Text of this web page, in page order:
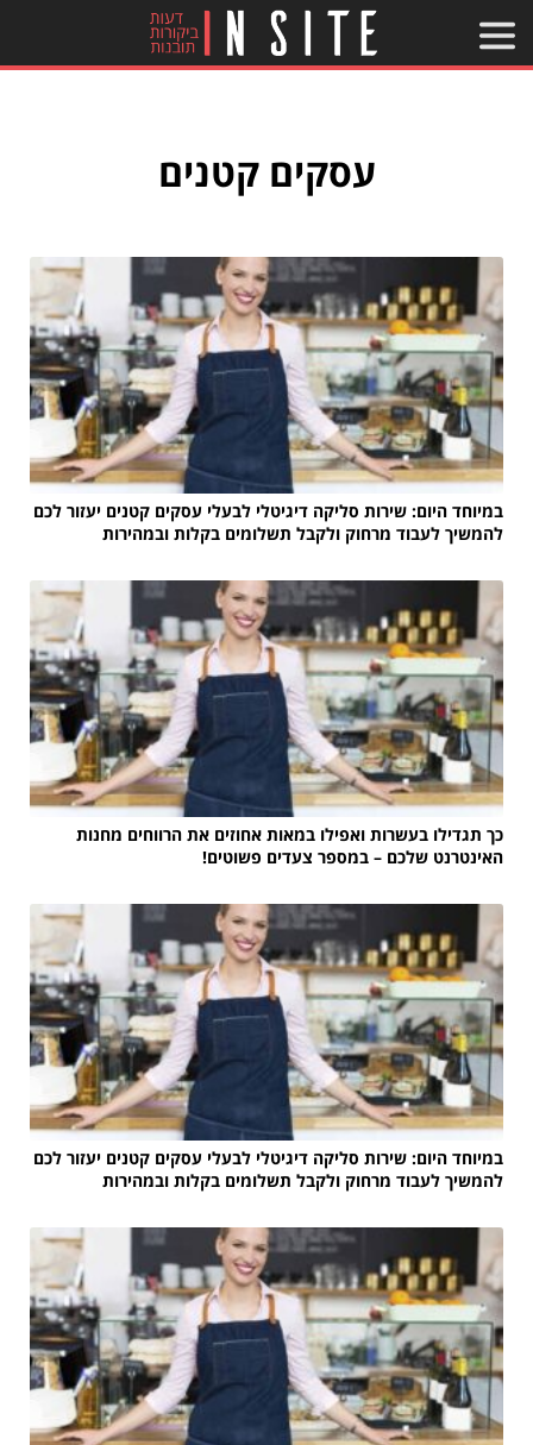
עסקים קטנים
במיוחד היום: שירות סליקה דיגיטלי לבעלי עסקים קטנים יעזור לכם
להמשיך לעבוד מרחוק ולקבל תשלומים בקלות ובמהירות
כך תגדילו בעשרות ואפילו במאות אחוזים את הרווחים מחנות
האינטרנט שלכם – במספר צעדים פשוטים!
במיוחד היום: שירות סליקה דיגיטלי לבעלי עסקים קטנים יעזור לכם
להמשיך לעבוד מרחוק ולקבל תשלומים בקלות ובמהירות